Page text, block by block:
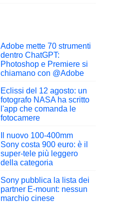
Adobe mette 70 strumenti
dentro ChatGPT:
Photoshop e Premiere si
chiamano con @Adobe
Eclissi del 12 agosto: un
fotografo NASA ha scritto
l'app che comanda le
fotocamere
Il nuovo 100-400mm
Sony costa 900 euro: è il
super-tele più leggero
della categoria
Sony pubblica la lista dei
partner E-mount: nessun
marchio cinese